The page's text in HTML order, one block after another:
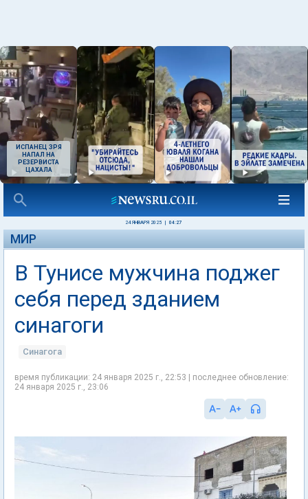
ИСПАНЕЦ ЗРЯ
НАПАЛ НА
РЕЗЕРВИСТА
ЦАХАЛА
24 ЯНВАРЯ 2025 04:27
МИР
В Тунисе мужчина поджег
себя перед зданием
синагоги
Синагога
время публикации: 24 января 2025 г., 22:53 | последнее обновление:
24 января 2025 г., 23:06